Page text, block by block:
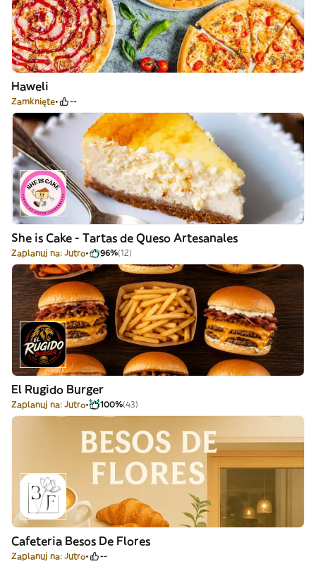
Haweli
Zamknięte --
She is Cake - Tartas de Queso Artesanales
Zaplanuj na: Jutro 96%(12)
El Rugido Burger
Zaplanuj na: Jutro 100%(43)
Cafeteria Besos De Flores
Zaplanuj na: Jutro --